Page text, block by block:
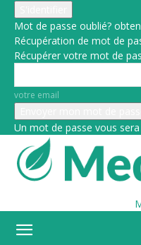
Mot de passe oublié?
Récupération de mot de
Récupérer votre mot de
votre email
Un mot de passe vous